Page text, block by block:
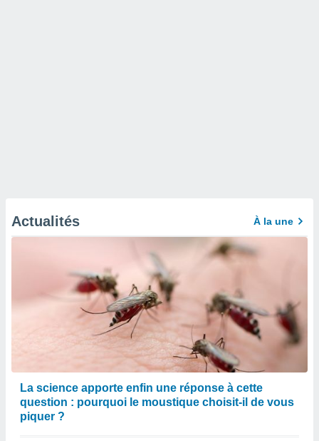
Actualités À la une
La science apporte enfin une réponse à cette
question : pourquoi le moustique choisit-il de vous
piquer ?